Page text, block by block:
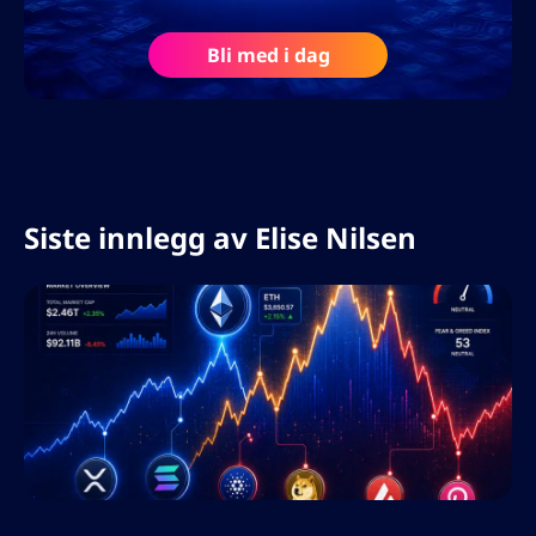
flytende norsk og engelsk, og har med
suksess ledet skandinaviske og
internasjonale markedsføringskampanjer
innen finans, fintech og
Bli med i dag
Siste innlegg av Elise Nilsen